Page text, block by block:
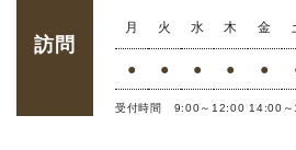
訪問
月 火 水 木 金
● ● ● ● ●
受付時間 9:00～12:00 14:00～